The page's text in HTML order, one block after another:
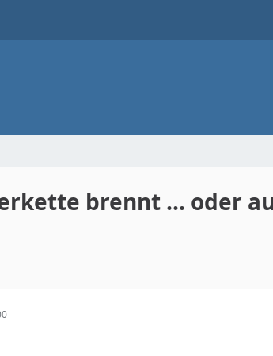
brennt ... oder